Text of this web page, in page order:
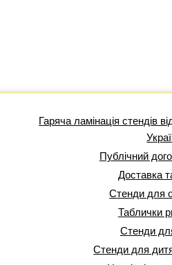
Гаряча ламінація стендів
Публічний
Доставка
Стенди для
Таблички
Стенди
Стенди для